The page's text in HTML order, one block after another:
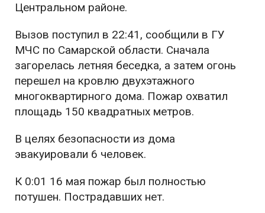
Центральном районе.
Вызов поступил в 22:41, сообщили в ГУ
МЧС по Самарской области. Сначала
загорелась летняя беседка, а затем огонь
перешел на кровлю двухэтажного
многоквартирного дома. Пожар охватил
площадь 150 квадратных метров.
В целях безопасности из дома
эвакуировали 6 человек.
К 0:01 16 мая пожар был полностью
потушен. Пострадавших нет.